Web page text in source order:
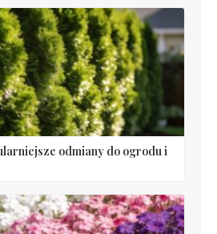
odmiany do ogrodu i